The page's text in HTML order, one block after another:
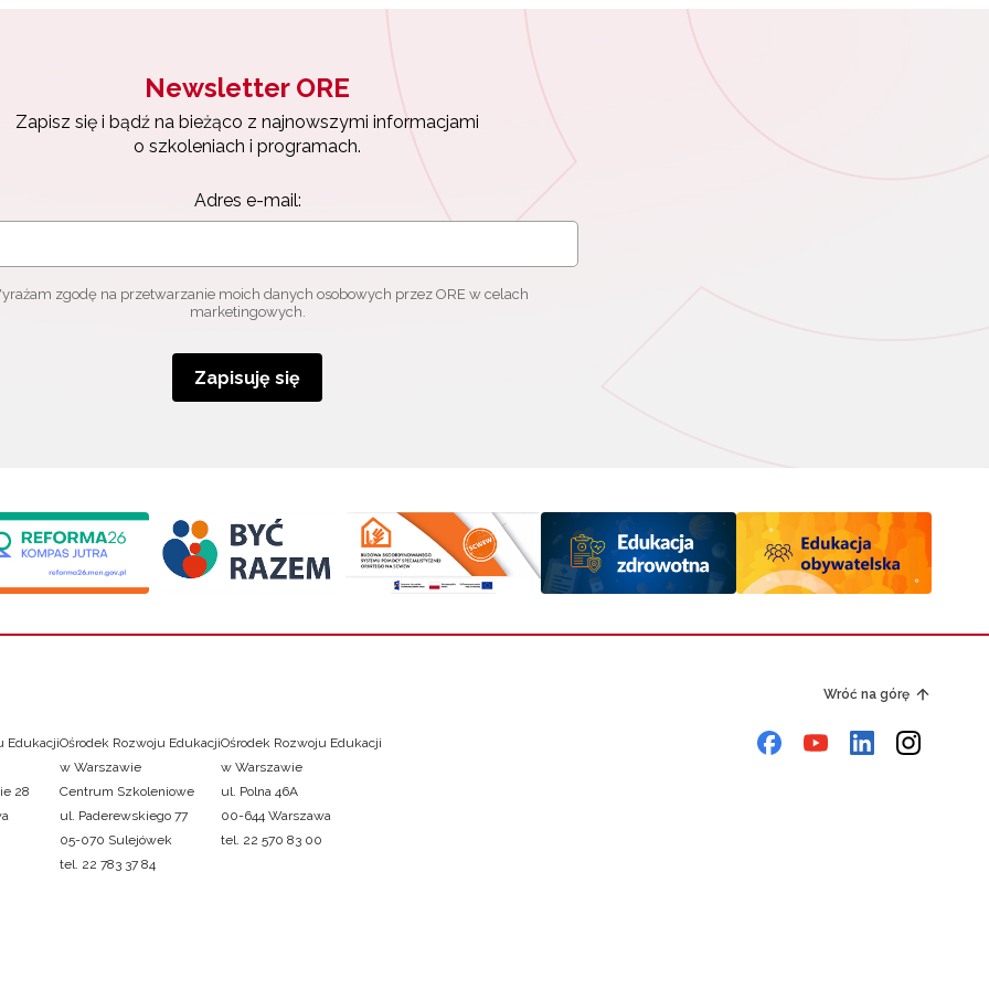
Newsletter ORE
Zapisz się i bądź na bieżąco z najnowszymi informacjami
o szkoleniach i programach.
Adres e-mail:
zgodę na przetwarzanie moich danych osobowych przez ORE w celach
marketingowych.
Zapisuję się
Wróć na górę
Edukacji
28
Ośrodek Rozwoju Edukacji
w Warszawie
Centrum Szkoleniowe
ul. Paderewskiego 77
05-070 Sulejówek
tel. 22 783 37 84
Ośrodek Rozwoju Edukacji
w Warszawie
ul. Polna 46A
00-644 Warszawa
tel. 22 570 83 00